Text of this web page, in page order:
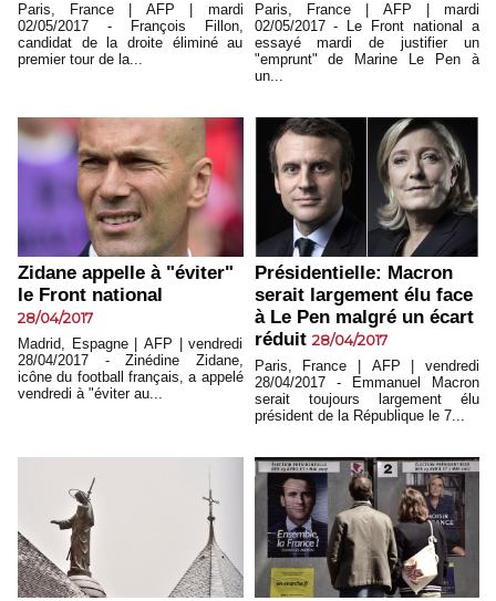
Paris, France | AFP | mardi
02/05/2017 - François Fillon,
candidat de la droite éliminé au
premier tour de la...
Paris, France | AFP | mardi
02/05/2017 - Le Front national a
essayé mardi de justifier un
"emprunt" de Marine Le Pen à
un...
Zidane appelle à "éviter"
le Front national
28/04/2017
Madrid, Espagne | AFP | vendredi
28/04/2017 - Zinédine Zidane,
icône du football français, a appelé
vendredi à "éviter au...
Présidentielle: Macron
serait largement élu face
à Le Pen malgré un écart
réduit 28/04/2017
Paris, France | AFP | vendredi
28/04/2017 - Emmanuel Macron
serait toujours largement élu
président de la République le 7...